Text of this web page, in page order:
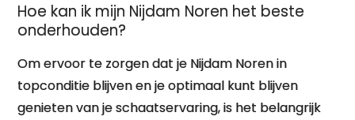
Hoe kan ik mijn Nijdam Noren het beste
onderhouden?
Om ervoor te zorgen dat je Nijdam Noren in
topconditie blijven en je optimaal kunt blijven
genieten van je schaatservaring, is het belangrijk